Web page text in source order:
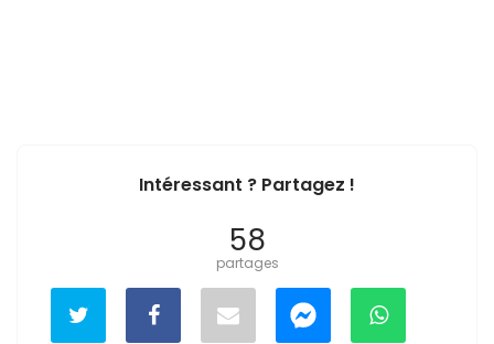
Intéressant ? Partagez !
58
partages